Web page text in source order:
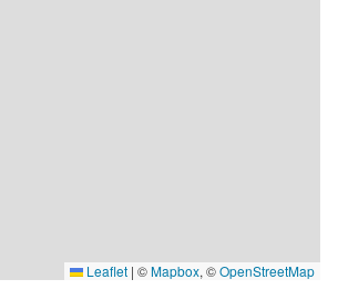
Leaflet | ©Mapbox, ©OpenStreetMap